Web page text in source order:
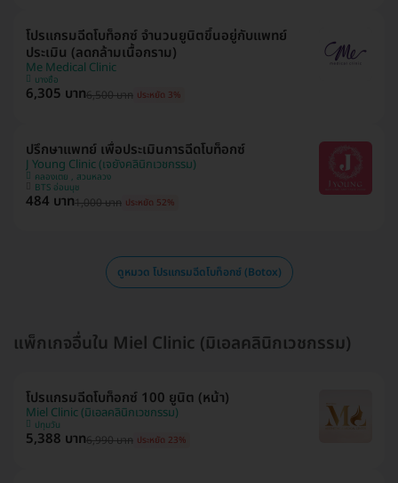
โปรแกรมฉีดโบท็อกซ์ จำนวนยูนิตขึ้นอยู่กับแพทย์
ประเมิน (ลดกล้ามเนื้อกราม)
Me Medical Clinic
บางซื่อ
6,305 บาท6,500 บาท ประหยัด 3%
ปรึกษาแพทย์ เพื่อประเมินการฉีดโบท็อกซ์
J Young Clinic (เจยังคลินิกเวชกรรม)
คลองเตย , สวนหลวง
BTS อ่อนนุช
484 บาท1,000 บาท ประหยัด 52%
ดูหมวด โปรแกรมฉีดโบท็อกซ์ (Botox)
แพ็กเกจอื่นใน Miel Clinic (มิเอลคลินิกเวชกรรม)
โปรแกรมฉีดโบท็อกซ์ 100 ยูนิต (หน้า)
Miel Clinic (มิเอลคลินิกเวชกรรม)
ปทุมวัน
5,388 บาท6,990 บาท ประหยัด 23%